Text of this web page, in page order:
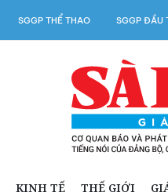
SGGP THỂ THAO SGGP ĐẦU
KINH TẾ THẾ GIỚI